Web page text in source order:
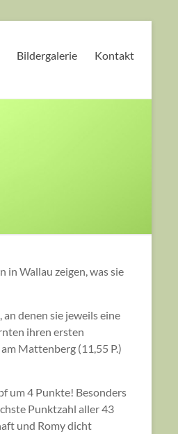
Bildergalerie Kontakt
Wallau zeigen, was sie
denen sie jeweils eine
ihren ersten
Mattenberg (11,55 P.)
um 4 Punkte! Besonders
Punktzahl aller 43
und Romy dicht